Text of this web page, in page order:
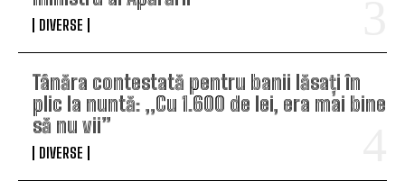
DIVERSE
Tânăra contestată pentru banii lăsați în
plic la nuntă: „Cu 1.600 de lei, era mai bine
să nu vii”
DIVERSE